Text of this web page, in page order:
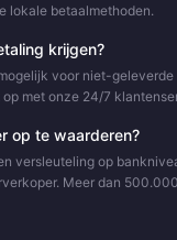
lokale betaalmethoden.
krijgen?
voor niet-
met onze 24/7
op te waarderen?
versleuteling op
Meer dan